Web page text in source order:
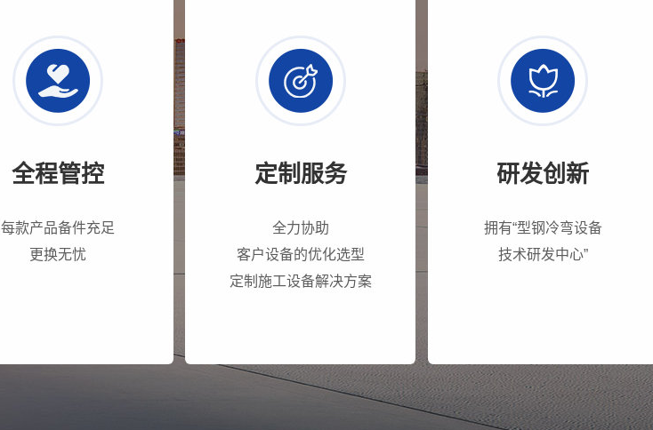
全程管控
每款产品备件充足
更换无忧
定制服务
全力协助
客户设备的优化选型
定制施工设备解决方案
研发创新
拥有“型钢冷弯设备
技术研发中心”